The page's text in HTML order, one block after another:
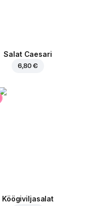
Salat Caesari
6,80 €
Köögiviljasalat